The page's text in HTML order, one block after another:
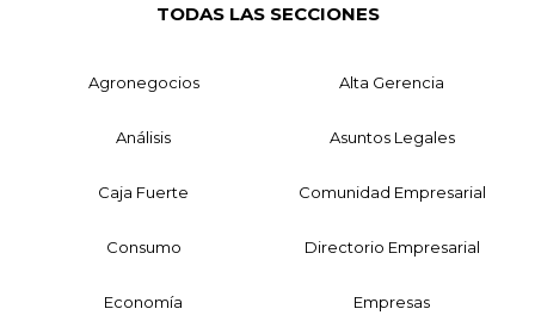
TODAS LAS SECCIONES
Agronegocios Alta Gerencia
Análisis Asuntos Legales
Caja Fuerte Comunidad Empresarial
Consumo Directorio Empresarial
Economía Empresas